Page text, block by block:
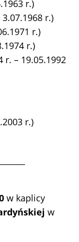
r.)
r.)
r.)
r.)
r. – 19.05.1992
r.)
w kaplicy
w